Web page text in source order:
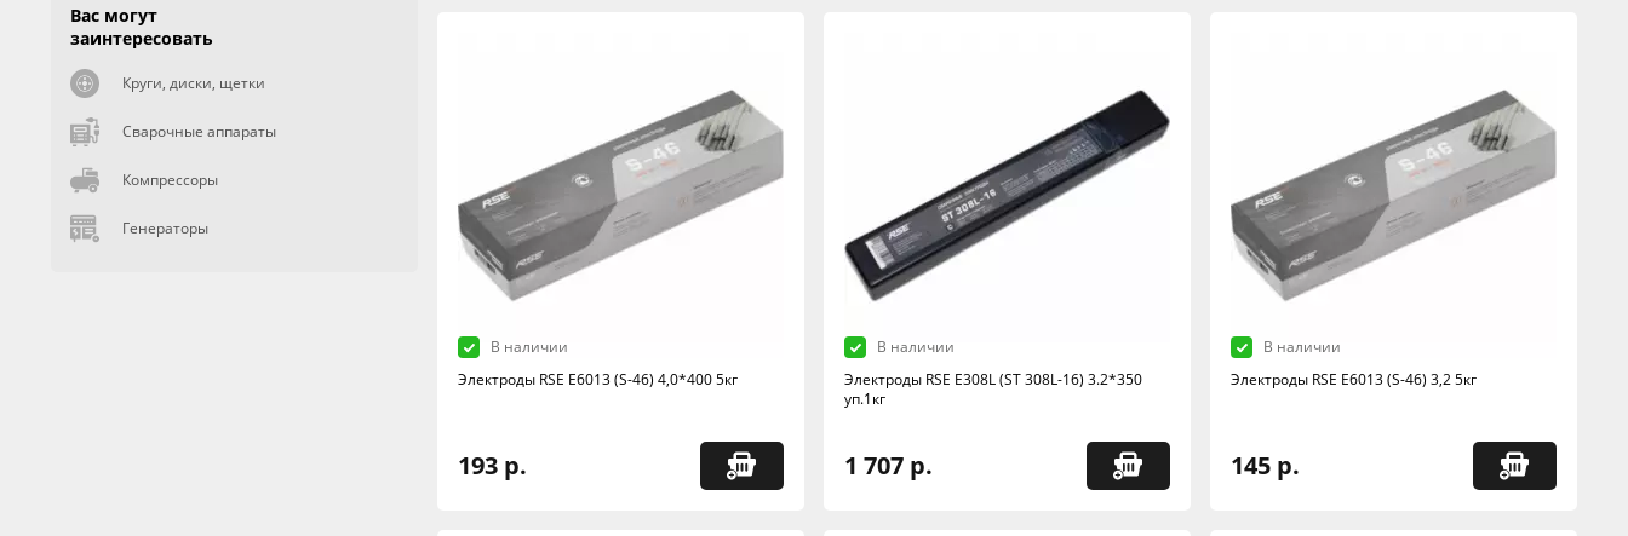
В наличии
Электроды RSE Е6013 (S-46) 4,0*400 5кг
193 р.
В наличии
Электроды RSE Е308L (ST 308L-16) 3.2*350
уп.1кг
1 707 р.
В наличии
Электроды RSE Е6013 (S-46) 3,2 5кг
145 р.
Вас могут
заинтересовать
Круги, диски, щетки
Сварочные аппараты
Компрессоры
Генераторы